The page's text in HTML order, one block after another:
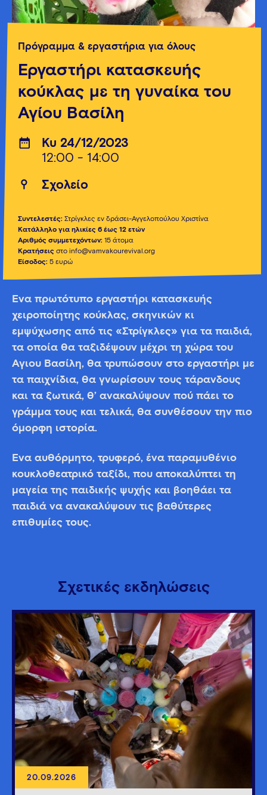
Πρόγραμμα & εργαστήρια για όλους
Εργαστήρι κατασκευής
κούκλας με τη γυναίκα του
Αγίου Βασίλη
Κυ 24/12/2023
12:00 - 14:00
Σχολείο
Συντελεστές: Στρίγκλες εν δράσει-Αγγελοπούλου Χριστίνα
Κατάλληλο για ηλικίες 6 έως 12 ετών
Αριθμός συμμετεχόντων: 15 άτομα
Κρατήσεις στο info@vamvakourevival.org
Είσοδος: 5 ευρώ
Ένα πρωτότυπο εργαστήρι κατασκευής
χειροποίητης κούκλας, σκηνικών κι
εμψύχωσης από τις «Στρίγκλες» για τα παιδιά,
τα οποία θα ταξιδέψουν μέχρι τη χώρα του
Άγιου Βασίλη, θα τρυπώσουν στο εργαστήρι με
τα παιχνίδια, θα γνωρίσουν τους τάρανδους
και τα ξωτικά, θ’ ανακαλύψουν πού πάει το
γράμμα τους και τελικά, θα συνθέσουν την πιο
όμορφη ιστορία.
Ένα αυθόρμητο, τρυφερό, ένα παραμυθένιο
κουκλοθεατρικό ταξίδι, που αποκαλύπτει τη
μαγεία της παιδικής ψυχής και βοηθάει τα
παιδιά να ανακαλύψουν τις βαθύτερες
επιθυμίες τους.
Σχετικές εκδηλώσεις
20.09.2026